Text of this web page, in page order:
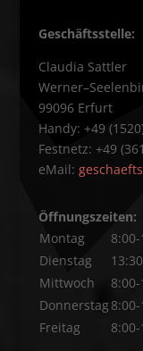
Geschäftsstelle:
Claudia Sattler
99096 Erfurt
Handy: +49
Festnetz: +49
eMail:
Öffnungszeiten:
Montag
Dienstag
Mittwoch
Donnerstag
Freitag